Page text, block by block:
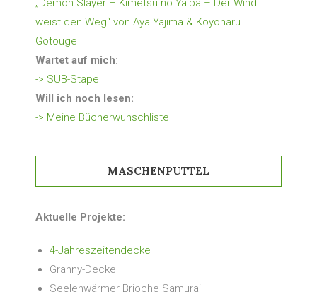
„Demon Slayer – Kimetsu no Yaiba – Der Wind
weist den Weg“ von Aya Yajima & Koyoharu
Gotouge
Wartet auf mich:
-> SUB-Stapel
Will ich noch lesen:
-> Meine Bücherwunschliste
MASCHENPUTTEL
Aktuelle Projekte:
4-Jahreszeitendecke
Granny-Decke
Seelenwärmer Brioche Samurai